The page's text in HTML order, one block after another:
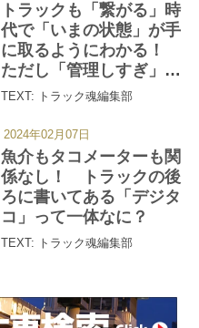
トラックも「繋がる」時
代で「いまの状態」が手
に取るようにわかる！
ただし「管理しすぎ」は
反発必至か？
TEXT: トラック魂編集部
魚介もタコメーターも関
係なし！ トラックの後
ろに書いてある「デジタ
コ」って一体なに？
TEXT: トラック魂編集部
2024年02月07日